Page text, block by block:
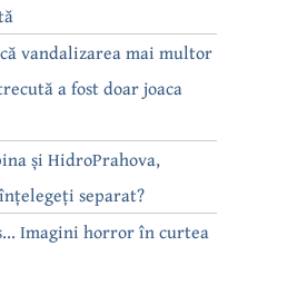
vandalizarea mai multor
a fost doar joaca
și HidroPrahova,
separat?
Imagini horror în curtea